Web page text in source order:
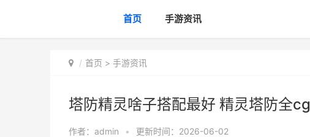
首页 手游资讯
首页 > 手游资讯
塔防精灵啥子搭配最好 精灵塔防全cg
作者： admin • 更新时间：2026-06-02